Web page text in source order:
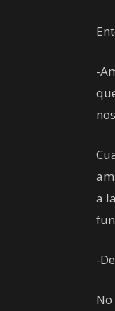
-
a
-